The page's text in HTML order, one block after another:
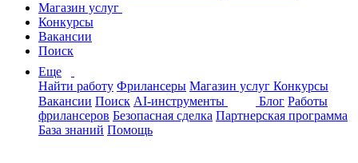
Магазин услуг
Конкурсы
Вакансии
Поиск
Еще
Найти работу Фрилансеры Магазин услуг Конкурсы
Вакансии Поиск AI-инструменты Блог Работы
фрилансеров Безопасная сделка Партнерская программа
База знаний Помощь